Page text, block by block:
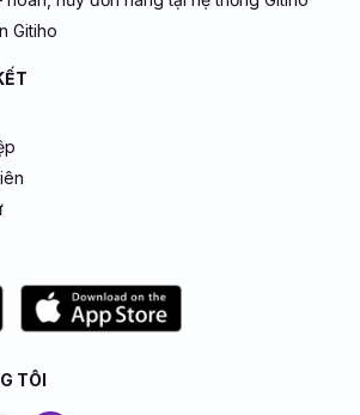
Gitiho
TÔI